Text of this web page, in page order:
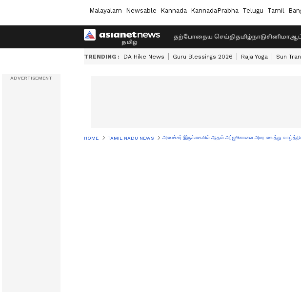
Malayalam Newsable Kannada KannadaPrabha Telugu Tamil
தற்போதைய செய்திதமிழ்நாடுசினிமா
TRENDING : DA Hike News Guru Blessings 2026 Raja Yoga Sun
HOME TAMIL NADU NEWS அமைச்சர் இருக்கையில் ஆதவ் அர்ஜூனாவை அமர வைத்து